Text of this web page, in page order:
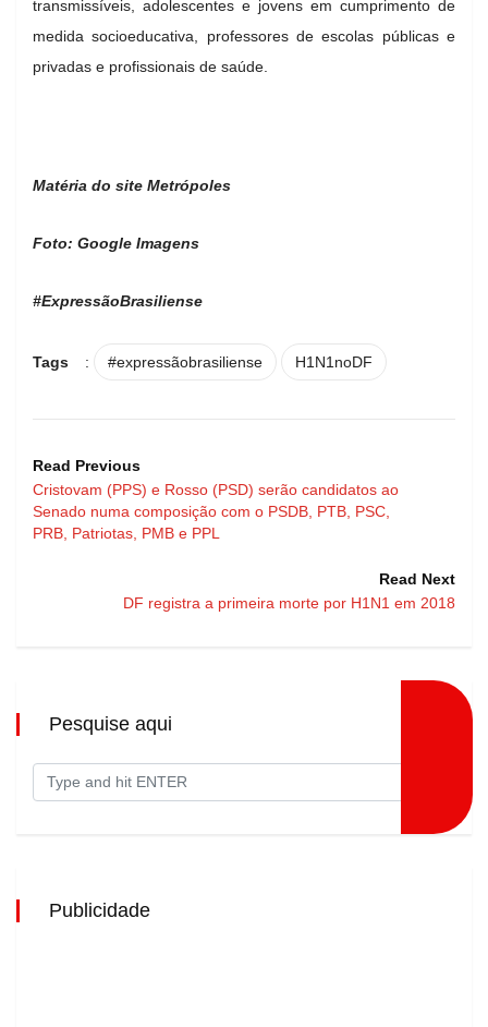
transmissíveis, adolescentes e jovens em cumprimento de
medida socioeducativa, professores de escolas públicas e
privadas e profissionais de saúde.
Matéria do site Metrópoles
Foto: Google Imagens
#ExpressãoBrasiliense
Tags : #expressãobrasiliense H1N1noDF
Read Previous
Cristovam (PPS) e Rosso (PSD) serão candidatos ao
Senado numa composição com o PSDB, PTB, PSC,
PRB, Patriotas, PMB e PPL
Read Next
DF registra a primeira morte por H1N1 em 2018
Pesquise aqui
Publicidade